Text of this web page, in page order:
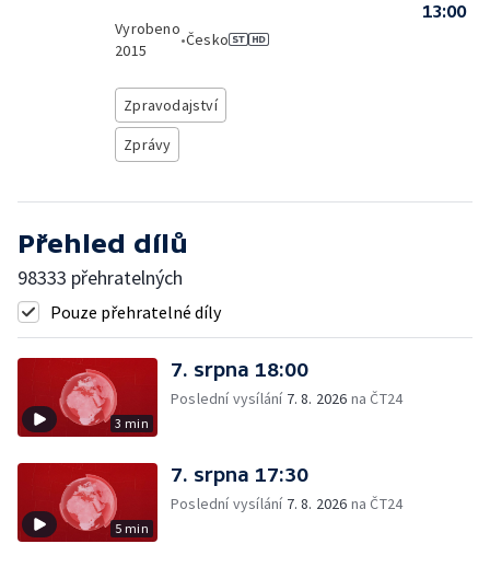
Vyrobeno
2015
•Česko
Zpravodajství
Zprávy
13:00
Přehled dílů
98333 přehratelných
Pouze přehratelné díly
3 min
7. srpna 18:00
Poslední vysílání 7. 8. 2026 na ČT24
5 min
7. srpna 17:30
Poslední vysílání 7. 8. 2026 na ČT24